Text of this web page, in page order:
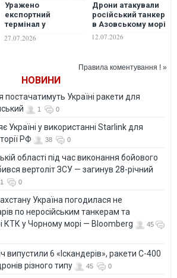
Уражено
експортний
термінал у
Ростовській
області,
автомобільний
міст, - Генштаб ЗСУ
27.07.2026
Дрони атакували
російський танкер
в Азовському морі
12.07.2026
Правила коментування ! »
НОВИНИ
Україні ракети для
1 0
Україні у використанні Starlink для
РФ
38 0
області під час виконання бойового
вертоліт ЗСУ — загинув 28-річний
0
Україна погодилася не
по неросійським танкерам та
КТК у Чорному морі — Bloomberg
45
випустили 6 «Іскандерів», ракети С-400
різного типу
45 0